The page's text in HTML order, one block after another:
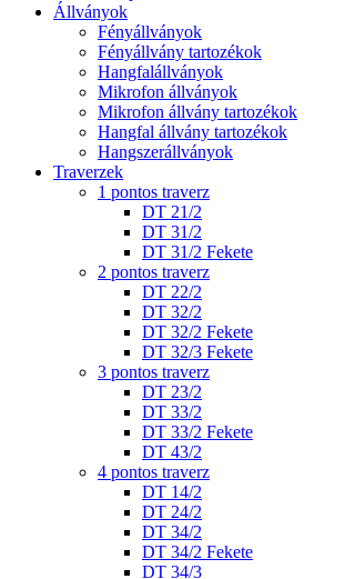
Állványok
Fényállványok
Fényállvány tartozékok
Hangfalállványok
Mikrofon állványok
Mikrofon állvány tartozékok
Hangfal állvány tartozékok
Hangszerállványok
Traverzek
1 pontos traverz
DT 21/2
DT 31/2
DT 31/2 Fekete
2 pontos traverz
DT 22/2
DT 32/2
DT 32/2 Fekete
DT 32/3 Fekete
3 pontos traverz
DT 23/2
DT 33/2
DT 33/2 Fekete
DT 43/2
4 pontos traverz
DT 14/2
DT 24/2
DT 34/2
DT 34/2 Fekete
DT 34/3